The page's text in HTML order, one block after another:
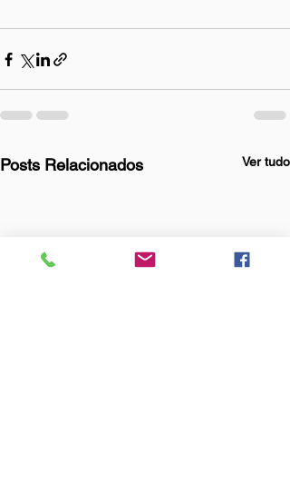
Posts Relacionados Ver tudo